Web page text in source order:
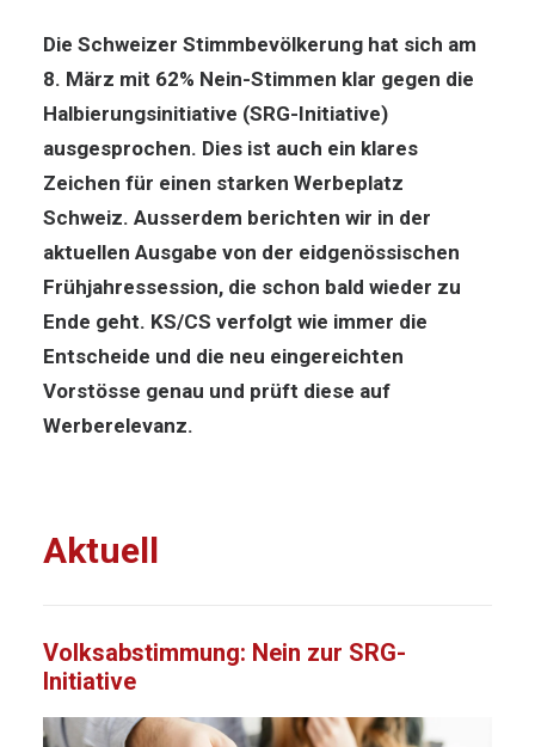
Die Schweizer Stimmbevölkerung hat sich am
8. März mit 62% Nein-Stimmen klar gegen die
Halbierungsinitiative (SRG-Initiative)
ausgesprochen. Dies ist auch ein klares
Zeichen für einen starken Werbeplatz
Schweiz. Ausserdem berichten wir in der
aktuellen Ausgabe von der eidgenössischen
Frühjahressession, die schon bald wieder zu
Ende geht. KS/CS verfolgt wie immer die
Entscheide und die neu eingereichten
Vorstösse genau und prüft diese auf
Werberelevanz.
Aktuell
Volksabstimmung: Nein zur SRG-
Initiative